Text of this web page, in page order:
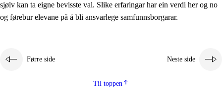
sjølv kan ta eigne bevisste val. Slike erfaringar har ein verdi her og no
og førebur elevane på å bli ansvarlege samfunnsborgarar.
Førre side Neste side
Til toppen